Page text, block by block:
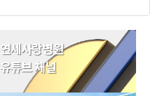
연세사랑병원
유튜브 채널